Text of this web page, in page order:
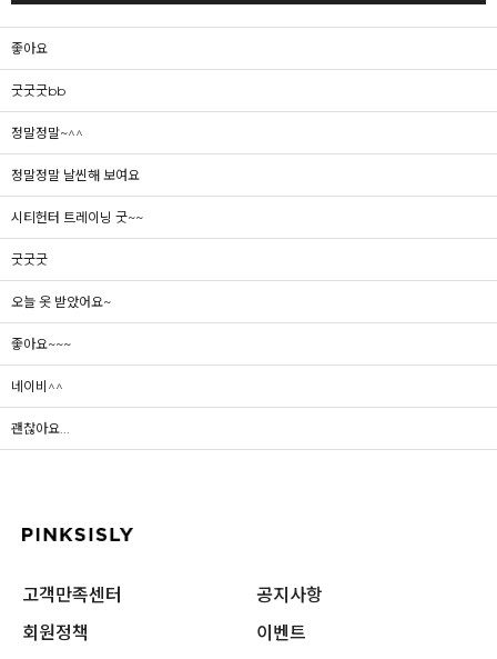
좋아요
굿굿굿bb
정말정말~^^
정말정말 날씬해 보여요
시티헌터 트레이닝 굿~~
굿굿굿
오늘 옷 받았어요~
좋아요~~~
네이비^^
괜찮아요...
고객만족센터
공지사항
회원정책
이벤트